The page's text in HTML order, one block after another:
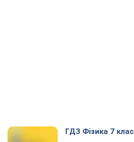
ГДЗ Фізика 7 клас